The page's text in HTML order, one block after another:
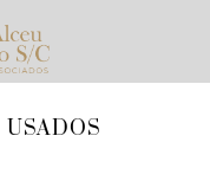
USADOS